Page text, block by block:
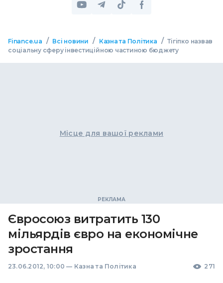
Finance.ua / Всі новини / Казна та Політика / Тігіпко назвав
соціальну сферу інвестиційною частиною бюджету
Місце для вашої реклами
Євросоюз витратить 130
мільярдів євро на економічне
зростання
23.06.2012, 10:00 — Казна та Політика 271